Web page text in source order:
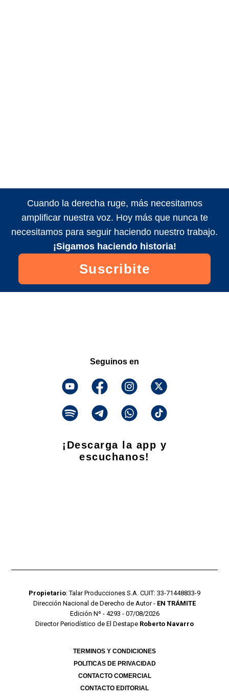
Cuando la derecha ruge, más necesitamos
amplificar nuestra voz. Hoy más que nunca te
necesitamos para seguir haciendo nuestro trabajo.
¡Sigamos haciendo historia!
Suscribite
Seguinos en
¡Descarga la app y
escuchanos!
Propietario: Talar Producciones S.A. CUIT: 33-71448833-9
Dirección Nacional de Derecho de Autor - EN TRÁMITE
Edición Nº - 4293 - 07/08/2026
Director Periodístico de El Destape Roberto Navarro
TERMINOS Y CONDICIONES
POLITICAS DE PRIVACIDAD
CONTACTO COMERCIAL
CONTACTO EDITORIAL